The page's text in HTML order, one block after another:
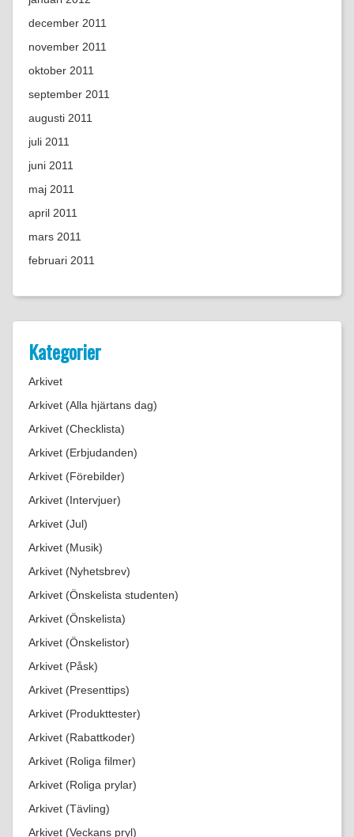
december 2011
november 2011
oktober 2011
september 2011
augusti 2011
juli 2011
juni 2011
maj 2011
april 2011
mars 2011
februari 2011
Kategorier
Arkivet
Arkivet (Alla hjärtans dag)
Arkivet (Checklista)
Arkivet (Erbjudanden)
Arkivet (Förebilder)
Arkivet (Intervjuer)
Arkivet (Jul)
Arkivet (Musik)
Arkivet (Nyhetsbrev)
Arkivet (Önskelista studenten)
Arkivet (Önskelista)
Arkivet (Önskelistor)
Arkivet (Påsk)
Arkivet (Presenttips)
Arkivet (Produkttester)
Arkivet (Rabattkoder)
Arkivet (Roliga filmer)
Arkivet (Roliga prylar)
Arkivet (Tävling)
Arkivet (Veckans pryl)